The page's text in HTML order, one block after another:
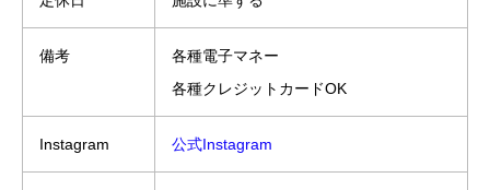
備考
各種電子マネー
各種クレジットカードOK
Instagram 公式Instagram